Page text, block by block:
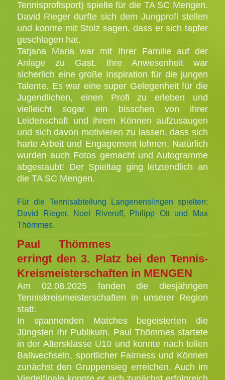
Tennisprofisport) spielte für die TA SC Mengen.
David Rieger durfte sich dem Jungprofi stellen
und konnte mit Stolz sagen, dass er sich tapfer
geschlagen hat.
Tatjana Maria war mit Ihrer Familie auf der
Anlage zu Gast. Ihre Anwesenheit war
sicherlich eine große Inspiration für die jungen
Talente. Es war eine super Gelegenheit für die
Jugendlichen, einen Profi zu erleben und
vielleicht sogar ein bisschen von ihrer
Leidenschaft und ihrem Können aufzusaugen
und sich davon motivieren zu lassen, dass sich
harte Arbeit und Engagement lohnen. Natürlich
wurden auch Fotos gemacht und Autogramme
abgestaubt! Der Spieltag ging letztendlich an
die TA SC Mengen.
Für die Tennisabteilung Langenenslingen spielten:
David Rieger, Noel Riveroff, Philipp Ott und Max
Thömmes.
Paul Thömmes
erringt den 3. Platz bei den Tennis-
Kreismeisterschaften in MENGEN
Am 02.08.2025 fanden die diesjährigen
Tenniskreismeisterschaften in unserer Region
statt.
In spannenden Matches begeisterten die
Jüngsten Ihr Publikum. Paul Thömmes startete
in der Altersklasse U10 und konnte nach tollen
Ballwechseln, sportlicher Fairness und Können
zunächst den Gruppensieg erreichen. Auch im